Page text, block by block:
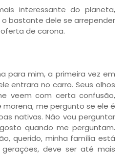
interessante do planeta,
bastante dele se arrepender
de carona.
para mim, a primeira vez em
entrara no carro. Seus olhos
veem com certa confusão,
me pergunto se ele é
nativas. Não vou perguntar
quando me perguntam.
querido, minha família está
deve ser até mais